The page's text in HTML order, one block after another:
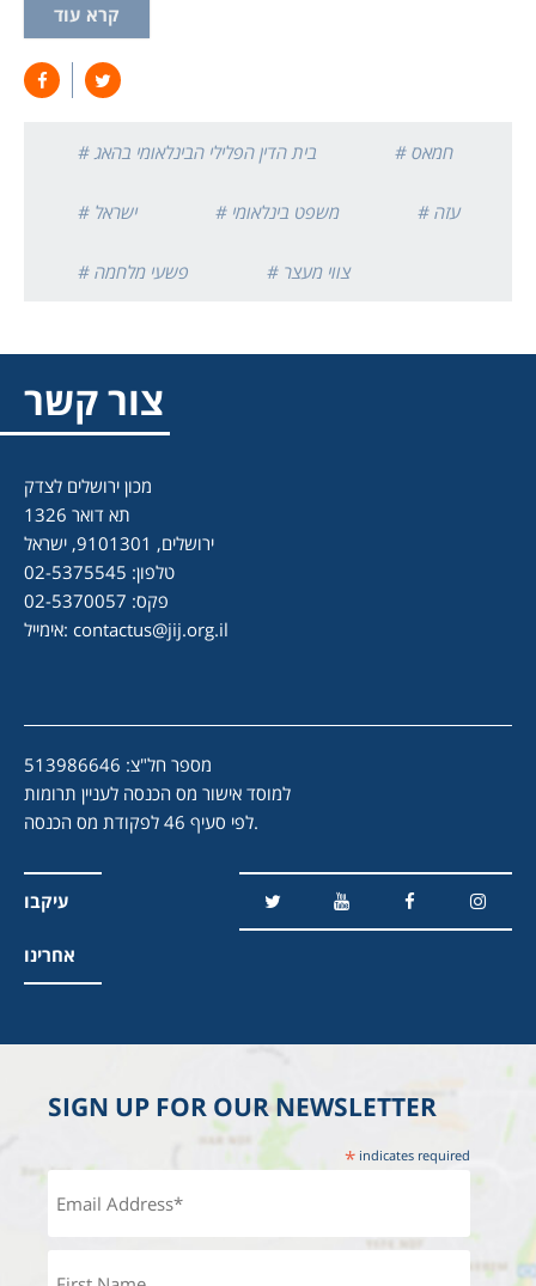
קרא עוד
# בית הדין הפלילי הבינלאומי בהאג # חמאס
# ישראל # משפט בינלאומי # עזה
# פשעי מלחמה # צווי מעצר
צור קשר
מכון ירושלים לצדק
תא דואר 1326
ירושלים, 9101301, ישראל
טלפון: 02-5375545
פקס: 02-5370057
אימייל: contactus@jij.org.il
מספר חל"צ: 513986646
למוסד אישור מס הכנסה לעניין תרומות
לפי סעיף 46 לפקודת מס הכנסה.
עיקבו
אחרינו
SIGN UP FOR OUR NEWSLETTER
* indicates required